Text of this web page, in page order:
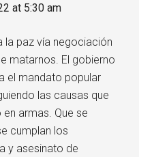
at 5:30 am
la paz vía negociación
matarnos. El gobierno
el mandato popular
las causas que
armas. Que se
cumplan los
y asesinato de